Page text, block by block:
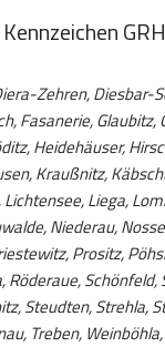
Zehren, Diesbar-
Fasanerie, Glaubitz,
Heidehäuser,
Kraußnitz,
Liega,
Niederau,
Prositz,
Röderaue, Schönfeld,
Steudten, Strehla,
Treben,